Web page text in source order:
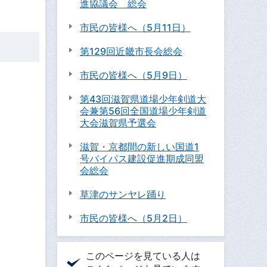
進協議会 総会
市民の皆様へ（5月11日）
第129回近畿市長会総会
市民の皆様へ（5月9日）
第43回滋賀県道場少年剣道大
会兼第56回全国道場少年剣道
大会滋賀県予選会
滋賀・京都間の新しい国道1
号バイパス建設促進期成同盟
会総会
草津のサンヤレ踊り
市民の皆様へ（5月2日）
このページを見ている人は